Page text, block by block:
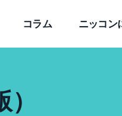
コラム ニッコン